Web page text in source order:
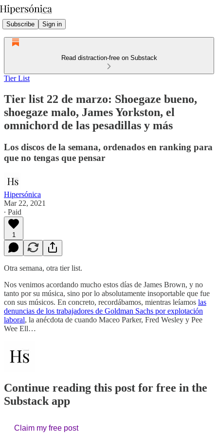
Subscribe Sign in
Read distraction-free on Substack
Tier List
Tier list 22 de marzo: Shoegaze bueno,
shoegaze malo, James Yorkston, el
omnichord de las pesadillas y más
Los discos de la semana, ordenados en ranking para
que no tengas que pensar
Hipersónica
Mar 22, 2021
∙ Paid
1
Otra semana, otra tier list.
Nos venimos acordando mucho estos días de James Brown, y no
tanto por su música, sino por lo absolutamente insoportable que fue
con sus músicos. En concreto, recordábamos, mientras leíamos las
denuncias de los trabajadores de Goldman Sachs por explotación
laboral, la anécdota de cuando Maceo Parker, Fred Wesley y Pee
Wee Ell…
Continue reading this post for free in the
Substack app
Claim my free post